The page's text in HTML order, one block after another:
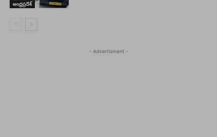
ఆంధ్రప్రదేశ్
- Advertisment -